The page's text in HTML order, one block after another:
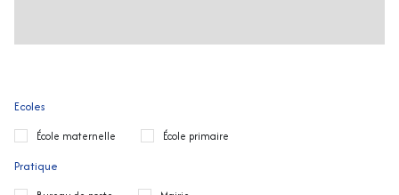
Ecoles
École maternelle École primaire
Pratique